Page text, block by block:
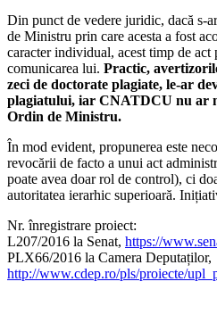
Din punct de vedere juridic, dacă s-
de Ministru prin care acesta a fost
caracter individual, acest timp de
comunicarea lui. Practic,
zeci de doctorate plagiate, le-ar
plagiatului, iar CNATDCU nu ar
Ordin de Ministru.
În mod evident, propunerea este
revocării de facto a unui act
poate avea doar rol de control), ci
autoritatea ierarhic superioară.
Nr. înregistrare proiect:
L207/2016 la Senat, https://
PLX66/2016 la Camera Deputaților,
http://www.cdep.ro/pls/proiecte/